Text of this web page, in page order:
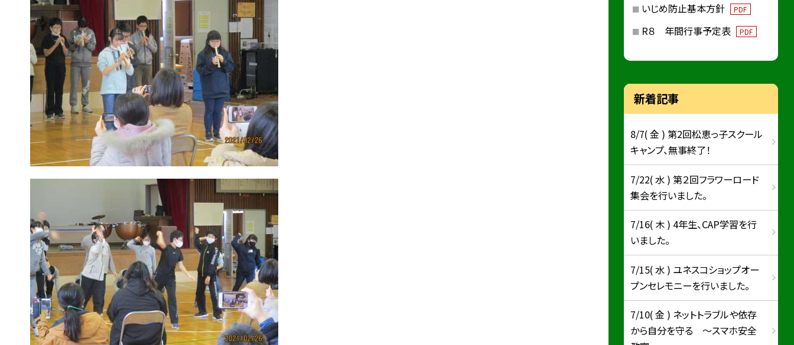
いじめ防止基本方針 PDF
R８ 年間行事予定表 PDF
新着記事
8/7( 金 ) 第2回松恵っ子スクール
キャンプ、無事終了！
7/22( 水 ) 第２回フラワーロード
集会を行いました。
7/16( 木 ) 4年生、CAP学習を行
いました。
7/15( 水 ) ユネスコショップオー
プンセレモニーを行いました。
7/10( 金 ) ネットトラブルや依存
から自分を守る ～スマホ安全